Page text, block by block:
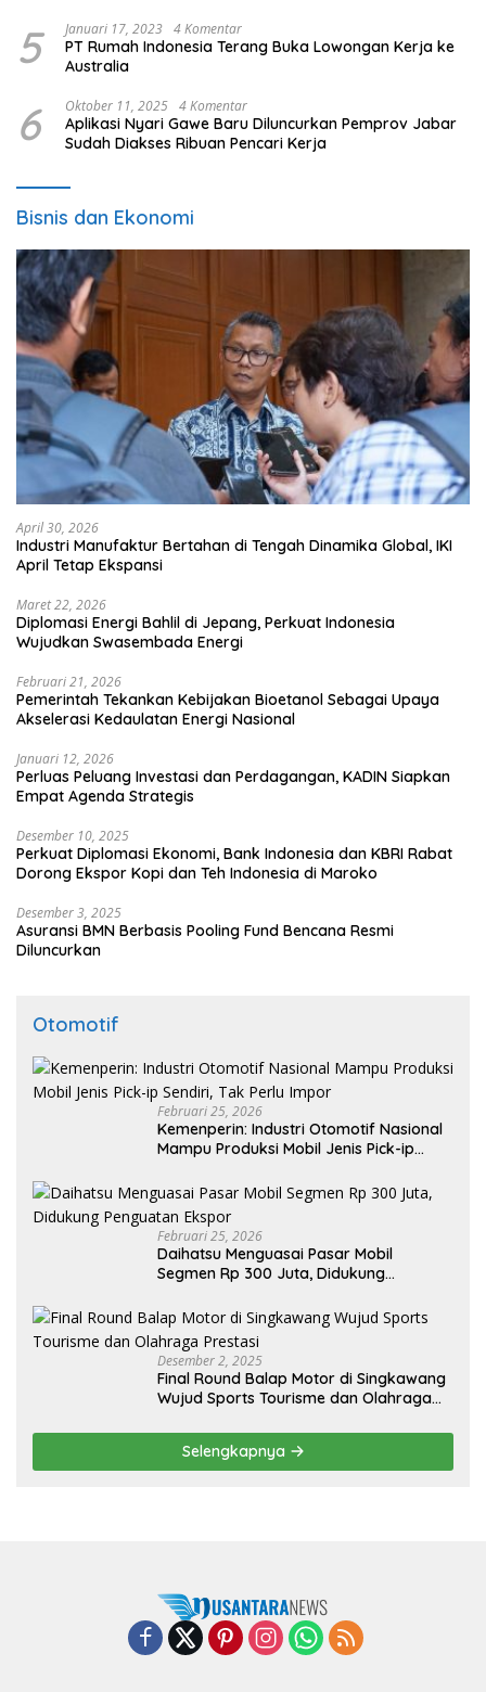
5 Januari 17, 2023 4 Komentar
PT Rumah Indonesia Terang Buka Lowongan Kerja ke
Australia
6 Oktober 11, 2025 4 Komentar
Aplikasi Nyari Gawe Baru Diluncurkan Pemprov Jabar
Sudah Diakses Ribuan Pencari Kerja
Bisnis dan Ekonomi
April 30, 2026
Industri Manufaktur Bertahan di Tengah Dinamika Global, IKI
April Tetap Ekspansi
Maret 22, 2026
Diplomasi Energi Bahlil di Jepang, Perkuat Indonesia
Wujudkan Swasembada Energi
Februari 21, 2026
Pemerintah Tekankan Kebijakan Bioetanol Sebagai Upaya
Akselerasi Kedaulatan Energi Nasional
Januari 12, 2026
Perluas Peluang Investasi dan Perdagangan, KADIN Siapkan
Empat Agenda Strategis
Desember 10, 2025
Perkuat Diplomasi Ekonomi, Bank Indonesia dan KBRI Rabat
Dorong Ekspor Kopi dan Teh Indonesia di Maroko
Desember 3, 2025
Asuransi BMN Berbasis Pooling Fund Bencana Resmi
Diluncurkan
Otomotif
Februari 25, 2026
Kemenperin: Industri Otomotif Nasional
Mampu Produksi Mobil Jenis Pick-ip
Februari 25, 2026
Daihatsu Menguasai Pasar Mobil
Segmen Rp 300 Juta, Didukung
Desember 2, 2025
Final Round Balap Motor di Singkawang
Wujud Sports Tourisme dan Olahraga
Selengkapnya